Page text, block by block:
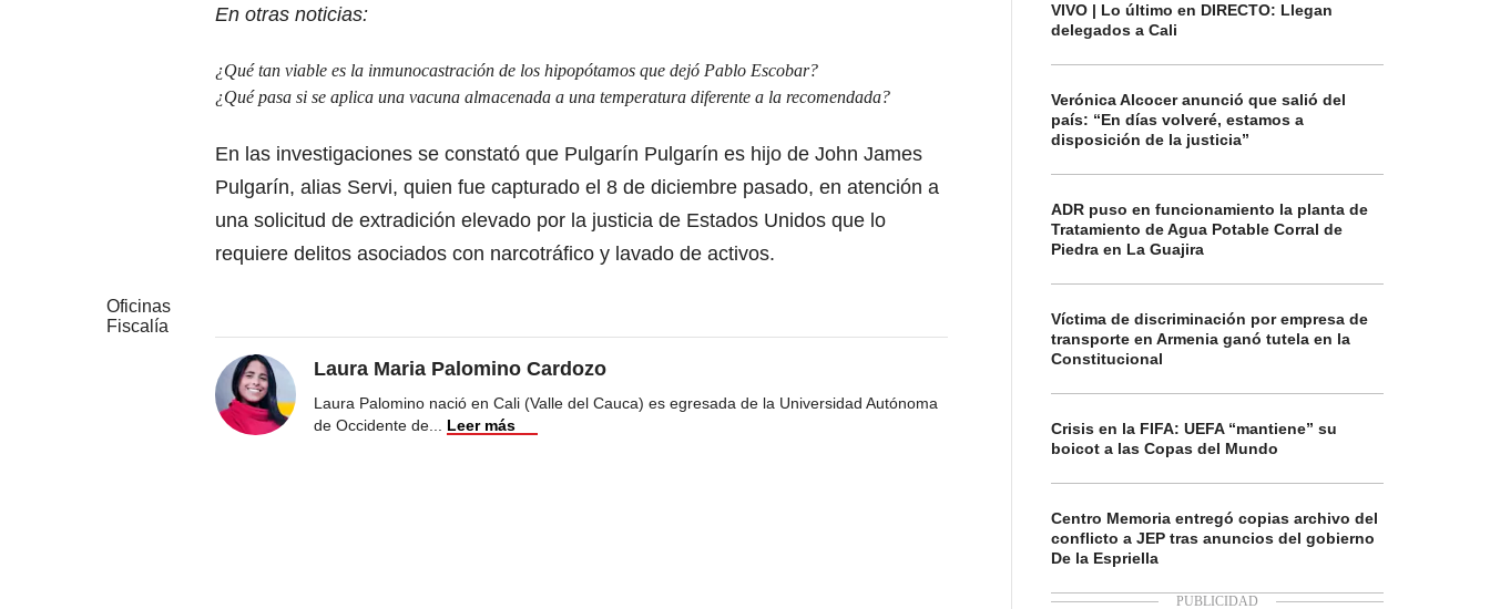
En otras noticias:
¿Qué tan viable es la inmunocastración de los hipopótamos que dejó Pablo Escobar?
¿Qué pasa si se aplica una vacuna almacenada a una temperatura diferente a la recomendada?
En las investigaciones se constató que Pulgarín Pulgarín es hijo de John James
Pulgarín, alias Servi, quien fue capturado el 8 de diciembre pasado, en atención a
una solicitud de extradición elevado por la justicia de Estados Unidos que lo
requiere delitos asociados con narcotráfico y lavado de activos.
Oficinas
Fiscalía
Laura Maria Palomino Cardozo
Laura Palomino nació en Cali (Valle del Cauca) es egresada de la Universidad Autónoma
de Occidente de
Leer más
VIVO | Lo último en DIRECTO: Llegan
delegados a Cali
Verónica Alcocer anunció que salió del
país: “En días volveré, estamos a
disposición de la justicia”
ADR puso en funcionamiento la planta de
Tratamiento de Agua Potable Corral de
Piedra en La Guajira
Víctima de discriminación por empresa de
transporte en Armenia ganó tutela en la
Constitucional
Crisis en la FIFA: UEFA “mantiene” su
boicot a las Copas del Mundo
Centro Memoria entregó copias archivo del
conflicto a JEP tras anuncios del gobierno
De la Espriella